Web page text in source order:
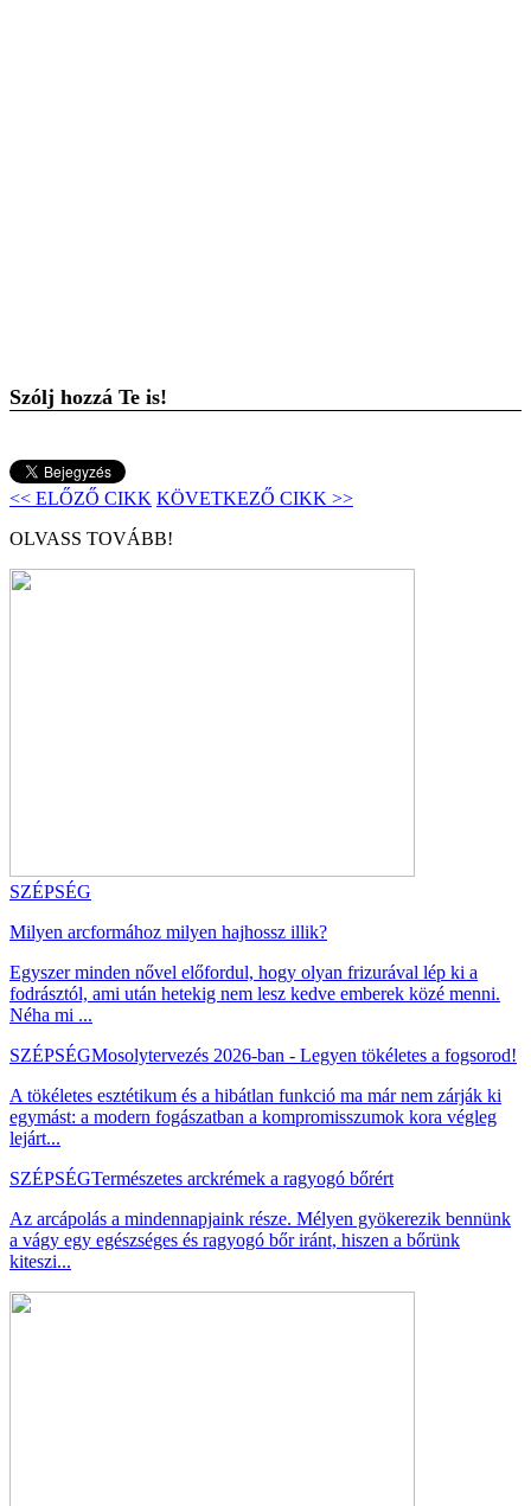
Szólj hozzá Te is!
<< ELŐZŐ CIKK KÖVETKEZŐ CIKK >>
OLVASS TOVÁBB!
SZÉPSÉG
Milyen arcformához milyen hajhossz illik?
Egyszer minden nővel előfordul, hogy olyan frizurával lép ki a
fodrásztól, ami után hetekig nem lesz kedve emberek közé menni.
Néha mi ...
SZÉPSÉGMosolytervezés 2026-ban - Legyen tökéletes a fogsorod!
A tökéletes esztétikum és a hibátlan funkció ma már nem zárják ki
egymást: a modern fogászatban a kompromisszumok kora végleg
lejárt...
SZÉPSÉGTermészetes arckrémek a ragyogó bőrért
Az arcápolás a mindennapjaink része. Mélyen gyökerezik bennünk
a vágy egy egészséges és ragyogó bőr iránt, hiszen a bőrünk
kiteszi...